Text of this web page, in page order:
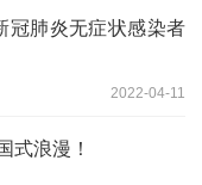
冠肺炎无症状感染者
2022-04-11
式浪漫！